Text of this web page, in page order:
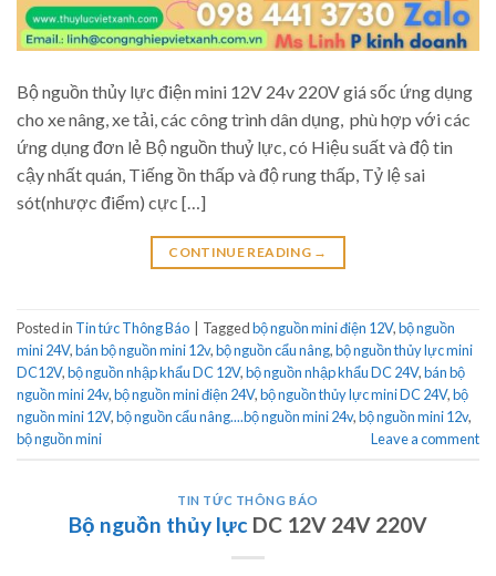
Bộ nguồn thủy lực điện mini 12V 24v 220V giá sốc ứng dụng
cho xe nâng, xe tải, các công trình dân dụng, phù hợp với các
ứng dụng đơn lẻ Bộ nguồn thuỷ lực, có Hiệu suất và độ tin
cậy nhất quán, Tiếng ồn thấp và độ rung thấp, Tỷ lệ sai
sót(nhược điểm) cực […]
CONTINUE READING →
Posted in Tin tức Thông Báo Taggedbộ nguồn mini điện 12V,bộ nguồn
mini 24V,bán bộ nguồn mini 12v,bộ nguồn cẩu nâng,bộ nguồn thủy lực mini
DC12V,bộ nguồn nhập khẩu DC 12V,bộ nguồn nhập khẩu DC 24V,bán bộ
nguồn mini 24v,bộ nguồn mini điện 24V,bộ nguồn thủy lực mini DC 24V,bộ
nguồn mini 12V,bộ nguồn cẩu nâng....bộ nguồn mini 24v,bộ nguồn mini 12v,
bộ nguồn mini
Leave a comment
TIN TỨC THÔNG BÁO
Bộ nguồn thủy lực DC 12V 24V 220V